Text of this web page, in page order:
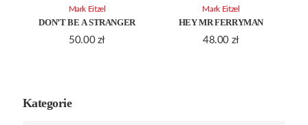
DON’T BE A STRANGER
50.00 zł
Mark Eitzel
HEY MR FERRYMAN
48.00 zł
Mark Eitzel
Kategorie